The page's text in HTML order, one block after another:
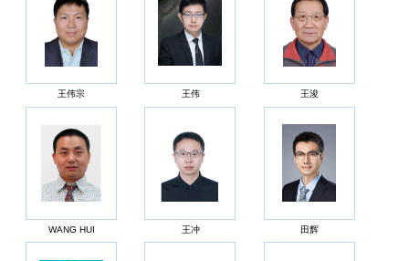
王伟宗 王伟 王浚
WANG HUI 王冲 田辉